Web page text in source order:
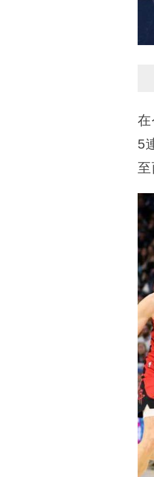
5
至